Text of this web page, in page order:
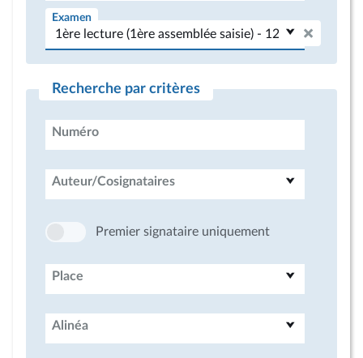
Examen
Recherche par critères
Numéro
Auteur/Cosignataires
Premier signataire uniquement
Place
Alinéa